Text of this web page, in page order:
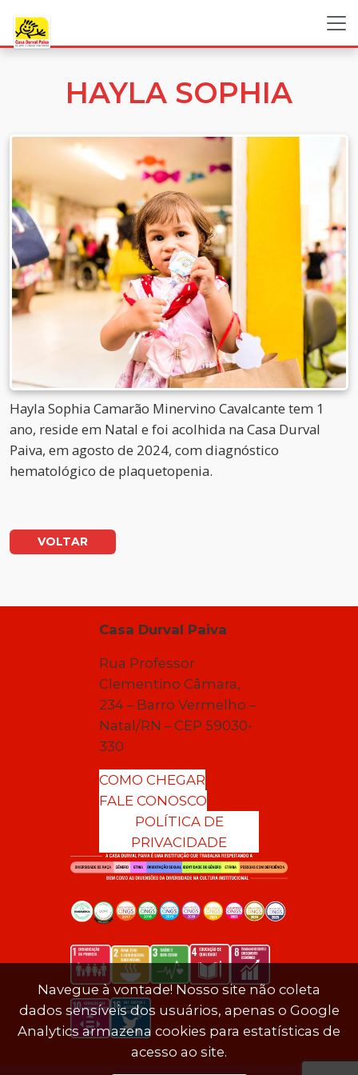
HAYLA SOPHIA
Hayla Sophia Camarão Minervino Cavalcante tem 1
ano, reside em Natal e foi acolhida na Casa Durval
Paiva, em agosto de 2024, com diagnóstico
hematológico de plaquetopenia.
VOLTAR
Casa Durval Paiva
Rua Professor
Clementino Câmara,
234 – Barro Vermelho –
Natal/RN – CEP 59030-
330
COMO CHEGAR
FALE CONOSCO
POLÍTICA DE
PRIVACIDADE
Navegue à vontade! Nosso site não coleta
dados sensíveis dos usuários, apenas o Google
Analytics armazena cookies para estatísticas de
acesso ao site.